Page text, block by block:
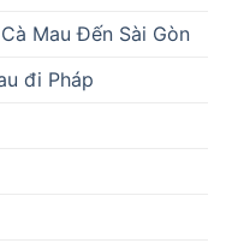
Mau Đến Sài Gòn
đi Pháp